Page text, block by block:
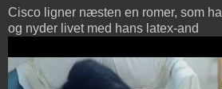
Cisco ligner næsten en romer, som
og nyder livet med hans latex-and